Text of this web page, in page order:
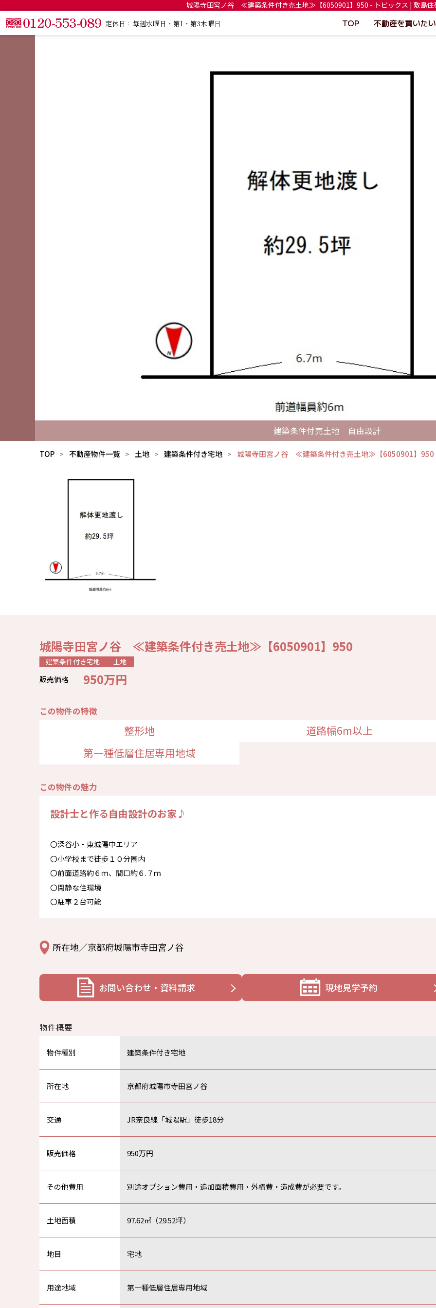
城陽寺田宮ノ谷 ≪建築条件付き売土地≫【6050901】950 - トピックス | 敷島住
TOP 不動産を買いたい
0120-553-089 定休日：毎週水曜日・第1・第3木曜日
建築条件付売土地 自由設計
TOP 不動産物件一覧 土地 建築条件付き宅地 城陽寺田宮ノ谷 ≪建築条件付き売土地≫【6050901】950
城陽寺田宮ノ谷 ≪建築条件付き売土地≫【6050901】950
建築条件付き宅地 土地
販売価格 950万円
この物件の特徴
整形地
道路幅6m以上
第一種低層住居専用地域
この物件の魅力
設計士と作る自由設計のお家♪
〇深谷小・東城陽中エリア
〇小学校まで徒歩１０分圏内
〇前面道路約６ｍ、間口約６.７ｍ
〇閑静な住環境
〇駐車２台可能
所在地／京都府城陽市寺田宮ノ谷
お問い合わせ・資料請求 現地見学予約
物件概要
物件種別 建築条件付き宅地
所在地 京都府城陽市寺田宮ノ谷
交通 JR奈良線「城陽駅」徒歩18分
販売価格 950万円
その他費用 別途オプション費用・追加面積費用・外構費・造成費が必要です。
土地面積 97.62㎡（29.52坪）
地目 宅地
用途地域 第一種低層住居専用地域